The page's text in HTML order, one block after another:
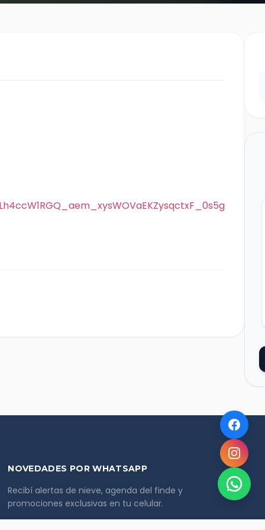
NOVEDADES POR WHATSAPP
Recibí alertas de nieve, agenda del finde y
promociones exclusivas en tu celular.